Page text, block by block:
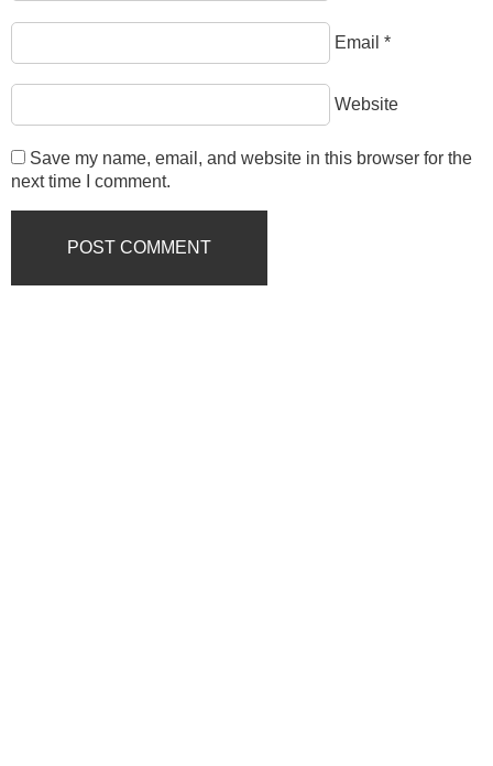
Email *
Website
Save my name, email, and website in this browser for the
next time I comment.